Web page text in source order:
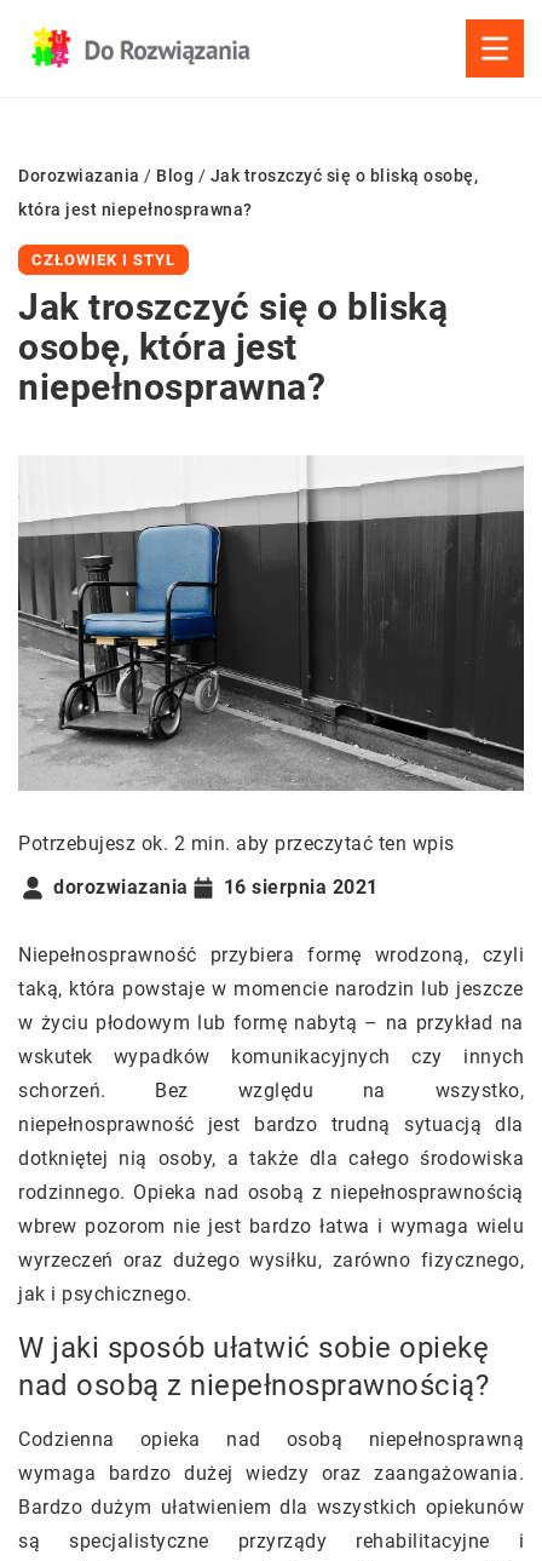
Dorozwiazania / Blog / Jak troszczyć się o bliską osobę,
która jest niepełnosprawna?
CZŁOWIEK I STYL
Jak troszczyć się o bliską
osobę, która jest
niepełnosprawna?
Potrzebujesz ok. 2 min. aby przeczytać ten wpis
dorozwiazania
16 sierpnia 2021
Niepełnosprawność przybiera formę wrodzoną, czyli
taką, która powstaje w momencie narodzin lub jeszcze
w życiu płodowym lub formę nabytą – na przykład na
wskutek wypadków komunikacyjnych czy innych
schorzeń. Bez względu na wszystko,
niepełnosprawność jest bardzo trudną sytuacją dla
dotkniętej nią osoby, a także dla całego środowiska
rodzinnego. Opieka nad osobą z niepełnosprawnością
wbrew pozorom nie jest bardzo łatwa i wymaga wielu
wyrzeczeń oraz dużego wysiłku, zarówno fizycznego,
jak i psychicznego.
W jaki sposób ułatwić sobie opiekę
nad osobą z niepełnosprawnością?
Codzienna opieka nad osobą niepełnosprawną
wymaga bardzo dużej wiedzy oraz zaangażowania.
Bardzo dużym ułatwieniem dla wszystkich opiekunów
są specjalistyczne przyrządy rehabilitacyjne i